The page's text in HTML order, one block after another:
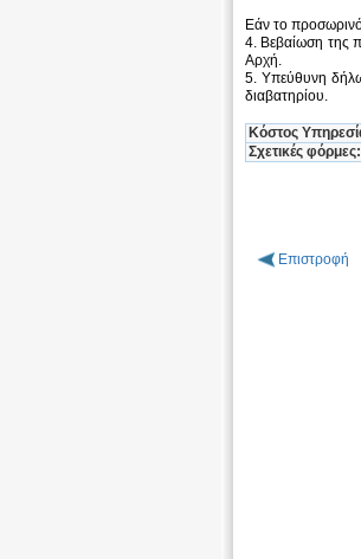
Εάν το
4. Βεβαίωση της
Αρχή.
5. Υπεύθυνη
διαβατηρίου.
Κόστος
Σχετικές φόρμες:
Επιστροφή